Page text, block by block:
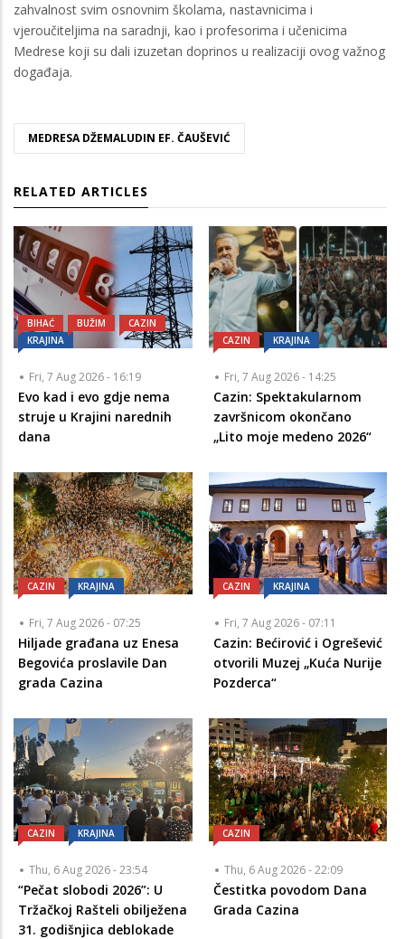
zahvalnost svim osnovnim školama, nastavnicima i
vjeroučiteljima na saradnji, kao i profesorima i učenicima
Medrese koji su dali izuzetan doprinos u realizaciji ovog važnog
događaja.
MEDRESA DŽEMALUDIN EF. ČAUŠEVIĆ
RELATED ARTICLES
BIHAĆ BUŽIM
CAZIN
KRAJINA
Fri, 7 Aug 2026 - 16:19
Evo kad i evo gdje nema
struje u Krajini narednih
dana
CAZIN KRAJINA
Fri, 7 Aug 2026 - 14:25
Cazin: Spektakularnom
završnicom okončano
„Lito moje medeno 2026“
CAZIN KRAJINA
Fri, 7 Aug 2026 - 07:25
Hiljade građana uz Enesa
Begovića proslavile Dan
grada Cazina
CAZIN KRAJINA
Fri, 7 Aug 2026 - 07:11
Cazin: Bećirović i Ogrešević
otvorili Muzej „Kuća Nurije
Pozderca“
CAZIN KRAJINA
Thu, 6 Aug 2026 - 23:54
“Pečat slobodi 2026”: U
Tržačkoj Rašteli obilježena
31. godišnjica deblokade
CAZIN
Thu, 6 Aug 2026 - 22:09
Čestitka povodom Dana
Grada Cazina